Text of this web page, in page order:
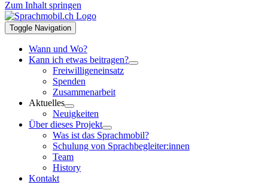
Zum Inhalt springen
Toggle Navigation
Wann und Wo?
Kann ich etwas beitragen?
Freiwilligeneinsatz
Spenden
Zusammenarbeit
Aktuelles
Neuigkeiten
Über dieses Projekt
Was ist das Sprachmobil?
Schulung von Sprachbegleiter:innen
Team
History
Kontakt